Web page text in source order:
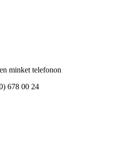
minket telefonon
678 00 24